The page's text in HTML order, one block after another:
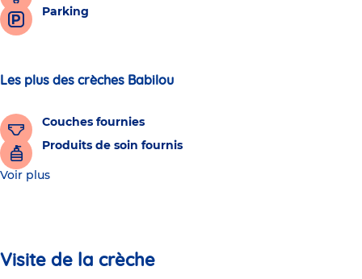
Parking
Les plus des crèches Babilou
Couches fournies
Produits de soin fournis
Voir plus
Visite de la crèche